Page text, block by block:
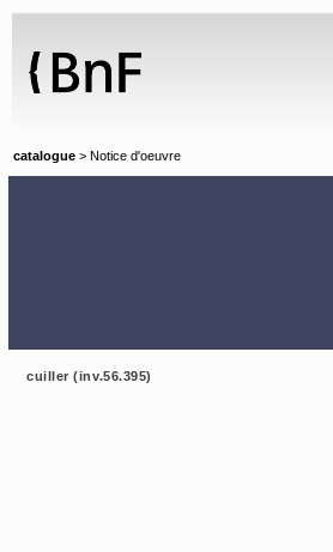
catalogue > Notice d'oeuvre
cuiller (inv.56.395)